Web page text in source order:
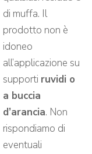
di muffa. Il
prodotto non è
idoneo
all’applicazione su
supporti ruvidi o
a buccia
d’arancia. Non
rispondiamo di
eventuali